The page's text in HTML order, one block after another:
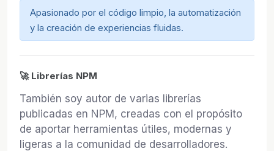
Apasionado por el código limpio, la automatización
y la creación de experiencias fluidas.
🚀 Librerías NPM
También soy autor de varias librerías
publicadas en NPM, creadas con el propósito
de aportar herramientas útiles, modernas y
ligeras a la comunidad de desarrolladores.